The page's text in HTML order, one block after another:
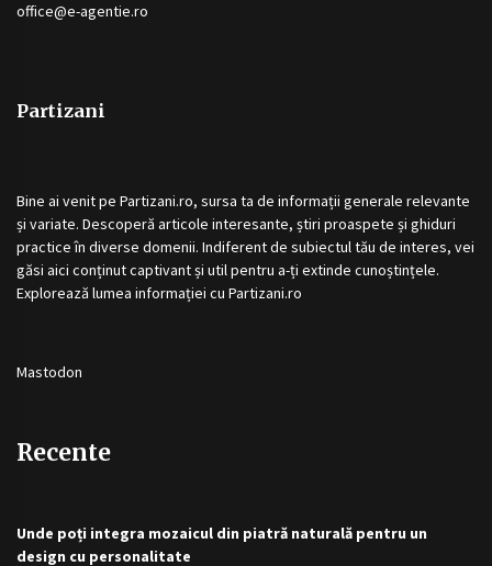
office@e-agentie.ro
Partizani
Bine ai venit pe Partizani.ro, sursa ta de informații generale relevante
și variate. Descoperă articole interesante, știri proaspete și ghiduri
practice în diverse domenii. Indiferent de subiectul tău de interes, vei
găsi aici conținut captivant și util pentru a-ți extinde cunoștințele.
Explorează lumea informației cu Partizani.ro
Mastodon
Recente
Unde poți integra mozaicul din piatră naturală pentru un
design cu personalitate